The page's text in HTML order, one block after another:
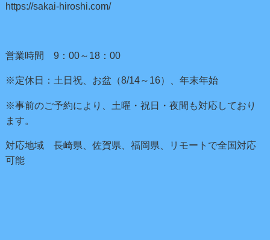
https://sakai-hiroshi.com/
営業時間 9：00～18：00
※定休日：土日祝、お盆（8/14～16）、年末年始
※事前のご予約により、土曜・祝日・夜間も対応しており
ます。
対応地域 長崎県、佐賀県、福岡県、リモートで全国対応
可能